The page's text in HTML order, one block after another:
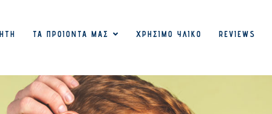
ΤΑ ΠΡΟΙΌΝΤΑ ΜΑΣ ΧΡΉΣΙΜΟ ΥΛΙΚΌ REVIEWS